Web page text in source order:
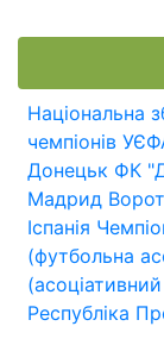
Національна
чемпіонів
Донецьк ФК
Мадрид
Іспанія
(футбольна
Республіка